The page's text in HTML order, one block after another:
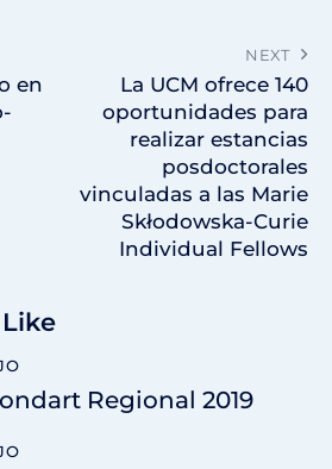
en
NEXT
La UCM ofrece 140
oportunidades para
realizar estancias
posdoctorales
vinculadas a las Marie
Skłodowska-Curie
Individual Fellows
Regional 2019